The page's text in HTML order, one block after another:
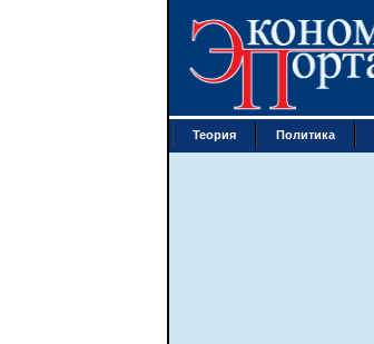
Теория Политика